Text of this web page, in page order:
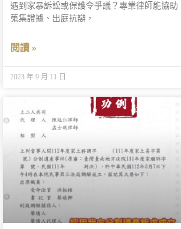
遇到家暴訴訟或保護令爭議？專業律師能協助
蒐集證據、出庭抗辯，
閱讀 »
2023 年 9 月 11 日